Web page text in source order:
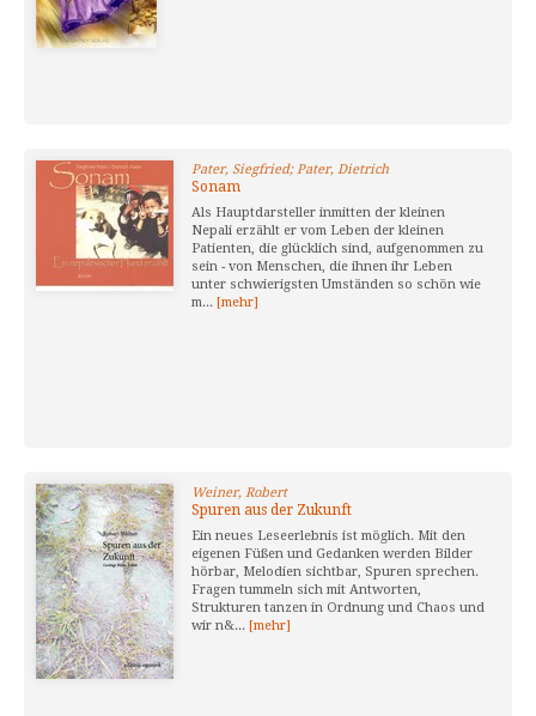
Pater, Siegfried; Pater, Dietrich
Sonam
Als Hauptdarsteller inmitten der kleinen
Nepali erzählt er vom Leben der kleinen
Patienten, die glücklich sind, aufgenommen zu
sein - von Menschen, die ihnen ihr Leben
unter schwierigsten Umständen so schön wie
m... [mehr]
Weiner, Robert
Spuren aus der Zukunft
Ein neues Leseerlebnis ist möglich. Mit den
eigenen Füßen und Gedanken werden Bilder
hörbar, Melodien sichtbar, Spuren sprechen.
Fragen tummeln sich mit Antworten,
Strukturen tanzen in Ordnung und Chaos und
wir n&... [mehr]